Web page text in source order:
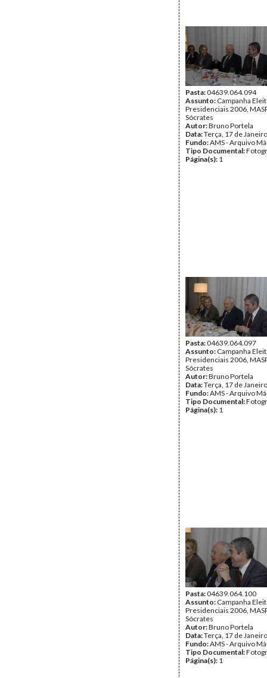
Pasta:04639.064.094
Assunto: Campanha
Presidenciais 2006,
Sócrates
Autor:Bruno Portela
Data:Terça, 17 de
Fundo:AMS - Arquivo
Tipo Documental:
Página(s): 1
Pasta:04639.064.097
Assunto: Campanha
Presidenciais 2006,
Sócrates
Autor:Bruno Portela
Data:Terça, 17 de
Fundo:AMS - Arquivo
Tipo Documental:
Página(s): 1
Pasta:04639.064.100
Assunto: Campanha
Presidenciais 2006,
Sócrates
Autor:Bruno Portela
Data:Terça, 17 de
Fundo:AMS - Arquivo
Tipo Documental:
Página(s): 1